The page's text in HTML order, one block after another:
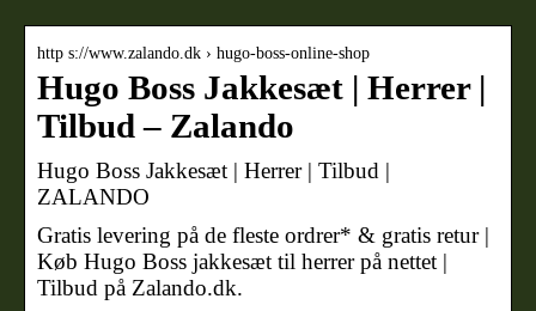
http s://www.zalando.dk › hugo-boss-online-shop
Hugo Boss Jakkesæt | Herrer |
Tilbud – Zalando
Hugo Boss Jakkesæt | Herrer | Tilbud |
ZALANDO
Gratis levering på de fleste ordrer* & gratis retur |
Køb Hugo Boss jakkesæt til herrer på nettet |
Tilbud på Zalando.dk.